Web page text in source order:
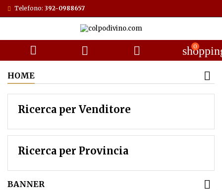
Telefono: 392-0988657
   0
HOME
Ricerca per Venditore
Ricerca per Provincia
BANNER